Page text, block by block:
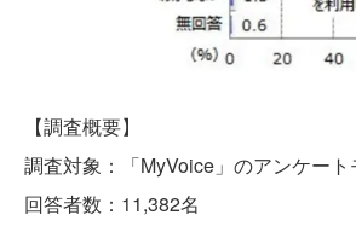
【調査概要】
調査対象：「MyVoice」のアンケート
回答者数：11,382名